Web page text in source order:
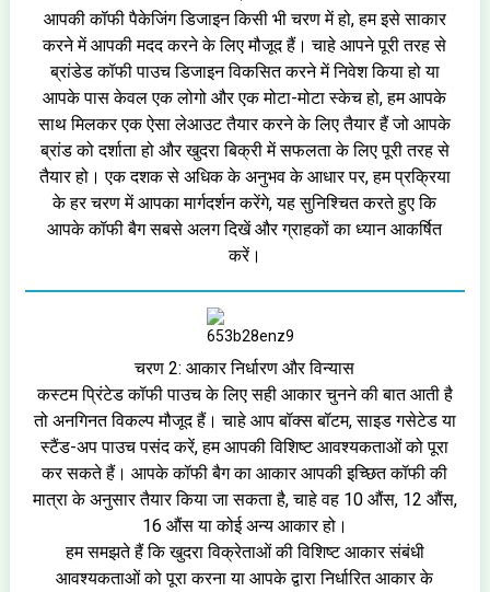
आपकी कॉफी पैकेजिंग डिजाइन किसी भी चरण में हो, हम इसे साकार
करने में आपकी मदद करने के लिए मौजूद हैं। चाहे आपने पूरी तरह से
ब्रांडेड कॉफी पाउच डिजाइन विकसित करने में निवेश किया हो या
आपके पास केवल एक लोगो और एक मोटा-मोटा स्केच हो, हम आपके
साथ मिलकर एक ऐसा लेआउट तैयार करने के लिए तैयार हैं जो आपके
ब्रांड को दर्शाता हो और खुदरा बिक्री में सफलता के लिए पूरी तरह से
तैयार हो। एक दशक से अधिक के अनुभव के आधार पर, हम प्रक्रिया
के हर चरण में आपका मार्गदर्शन करेंगे, यह सुनिश्चित करते हुए कि
आपके कॉफी बैग सबसे अलग दिखें और ग्राहकों का ध्यान आकर्षित
करें।
चरण 2: आकार निर्धारण और विन्यास
कस्टम प्रिंटेड कॉफी पाउच के लिए सही आकार चुनने की बात आती है
तो अनगिनत विकल्प मौजूद हैं। चाहे आप बॉक्स बॉटम, साइड गसेटेड या
स्टैंड-अप पाउच पसंद करें, हम आपकी विशिष्ट आवश्यकताओं को पूरा
कर सकते हैं। आपके कॉफी बैग का आकार आपकी इच्छित कॉफी की
मात्रा के अनुसार तैयार किया जा सकता है, चाहे वह 10 औंस, 12 औंस,
16 औंस या कोई अन्य आकार हो।
हम समझते हैं कि खुदरा विक्रेताओं की विशिष्ट आकार संबंधी
आवश्यकताओं को पूरा करना या आपके द्वारा निर्धारित आकार के